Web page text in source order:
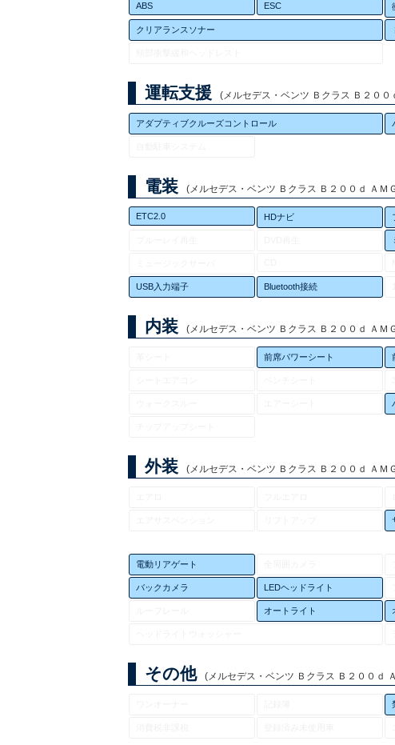
ABS ESC
クリアランスソナー
運転支援 (メルセデス・ベンツ Ｂクラス Ｂ２０
アダプティブクルーズコントロール
電装 (メルセデス・ベンツ Ｂクラス Ｂ２００ｄ ＡＭ
ETC2.0 HDナビ
USB入力端子 Bluetooth接続
内装 (メルセデス・ベンツ Ｂクラス Ｂ２００ｄ ＡＭ
前席パワーシート
外装 (メルセデス・ベンツ Ｂクラス Ｂ２００ｄ ＡＭ
電動リアゲート
バックカメラ LEDヘッドライト
オートライト
その他 (メルセデス・ベンツ Ｂクラス Ｂ２００ｄ